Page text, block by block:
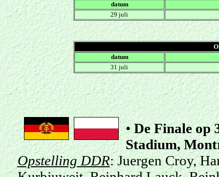
.datum
29 juli
.datum
31 juli
•De Finaleop
Stadium,
Opstelling DDR: Juergen Croy,